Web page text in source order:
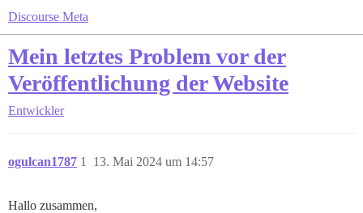
Discourse Meta
Mein letztes Problem vor der
Veröffentlichung der Website
Entwickler
ogulcan1787 13. Mai 2024 um 14:57
1
Hallo zusammen,